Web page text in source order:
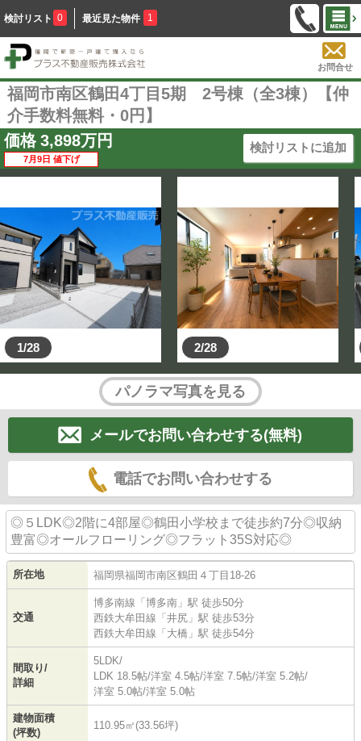
検討リスト 0 最近見た物件 1
お問合せ
福岡市南区鶴田4丁目5期 2号棟（全3棟）【仲
介手数料無料・0円】
価格 3,898万円
7月9日 値下げ
検討リストに追加
1/28 2/28
パノラマ写真を見る
メールでお問い合わせする(無料)
電話でお問い合わせする
◎５LDK◎2階に4部屋◎鶴田小学校まで徒歩約7分◎収納
豊富◎オールフローリング◎フラット35S対応◎
所在地 福岡県福岡市南区鶴田 ４丁目18-26
交通
博多南線 「 博多南 」駅 徒歩50分
西鉄大牟田線 「 井尻 」駅 徒歩53分
西鉄大牟田線 「 大橋 」駅 徒歩54分
間取り/
詳細
5LDK/
LDK 18.5帖/洋室 4.5帖/洋室 7.5帖/洋室 5.2帖/
洋室 5.0帖/洋室 5.0帖
建物面積
(坪数)
110.95㎡(33.56坪)